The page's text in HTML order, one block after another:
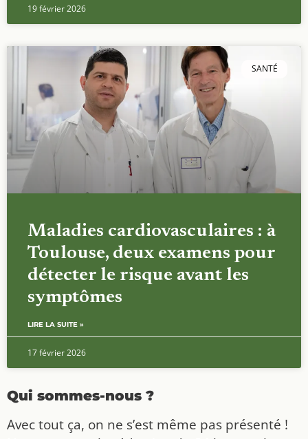
19 février 2026
SANTÉ
Maladies cardiovasculaires : à
Toulouse, deux examens pour
détecter le risque avant les
symptômes
LIRE LA SUITE »
17 février 2026
Qui sommes-nous ?
Avec tout ça, on ne s’est même pas présenté !